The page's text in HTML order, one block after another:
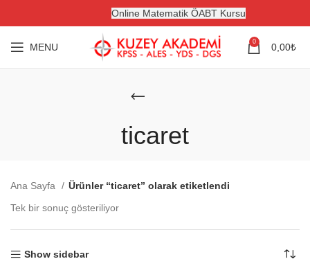
Online Matematik ÖABT Kursu
MENU 0 0,00₺
ticaret
Ana Sayfa
Ürünler “ticaret” olarak etiketlendi
Tek bir sonuç gösteriliyor
Show sidebar